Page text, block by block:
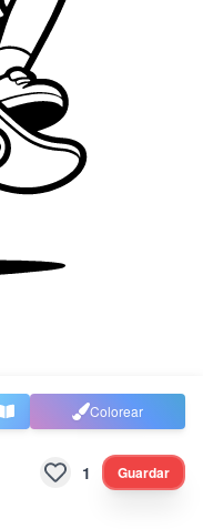
Colorear
1 Guardar